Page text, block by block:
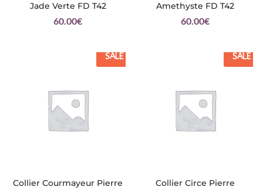
Jade Verte FD T42
60.00€
Amethyste FD T42
60.00€
SALE
Collier Courmayeur Pierre
SALE
Collier Circe Pierre